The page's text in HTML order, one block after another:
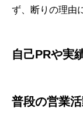
ず、断りの理由
自己PRや実
普段の営業